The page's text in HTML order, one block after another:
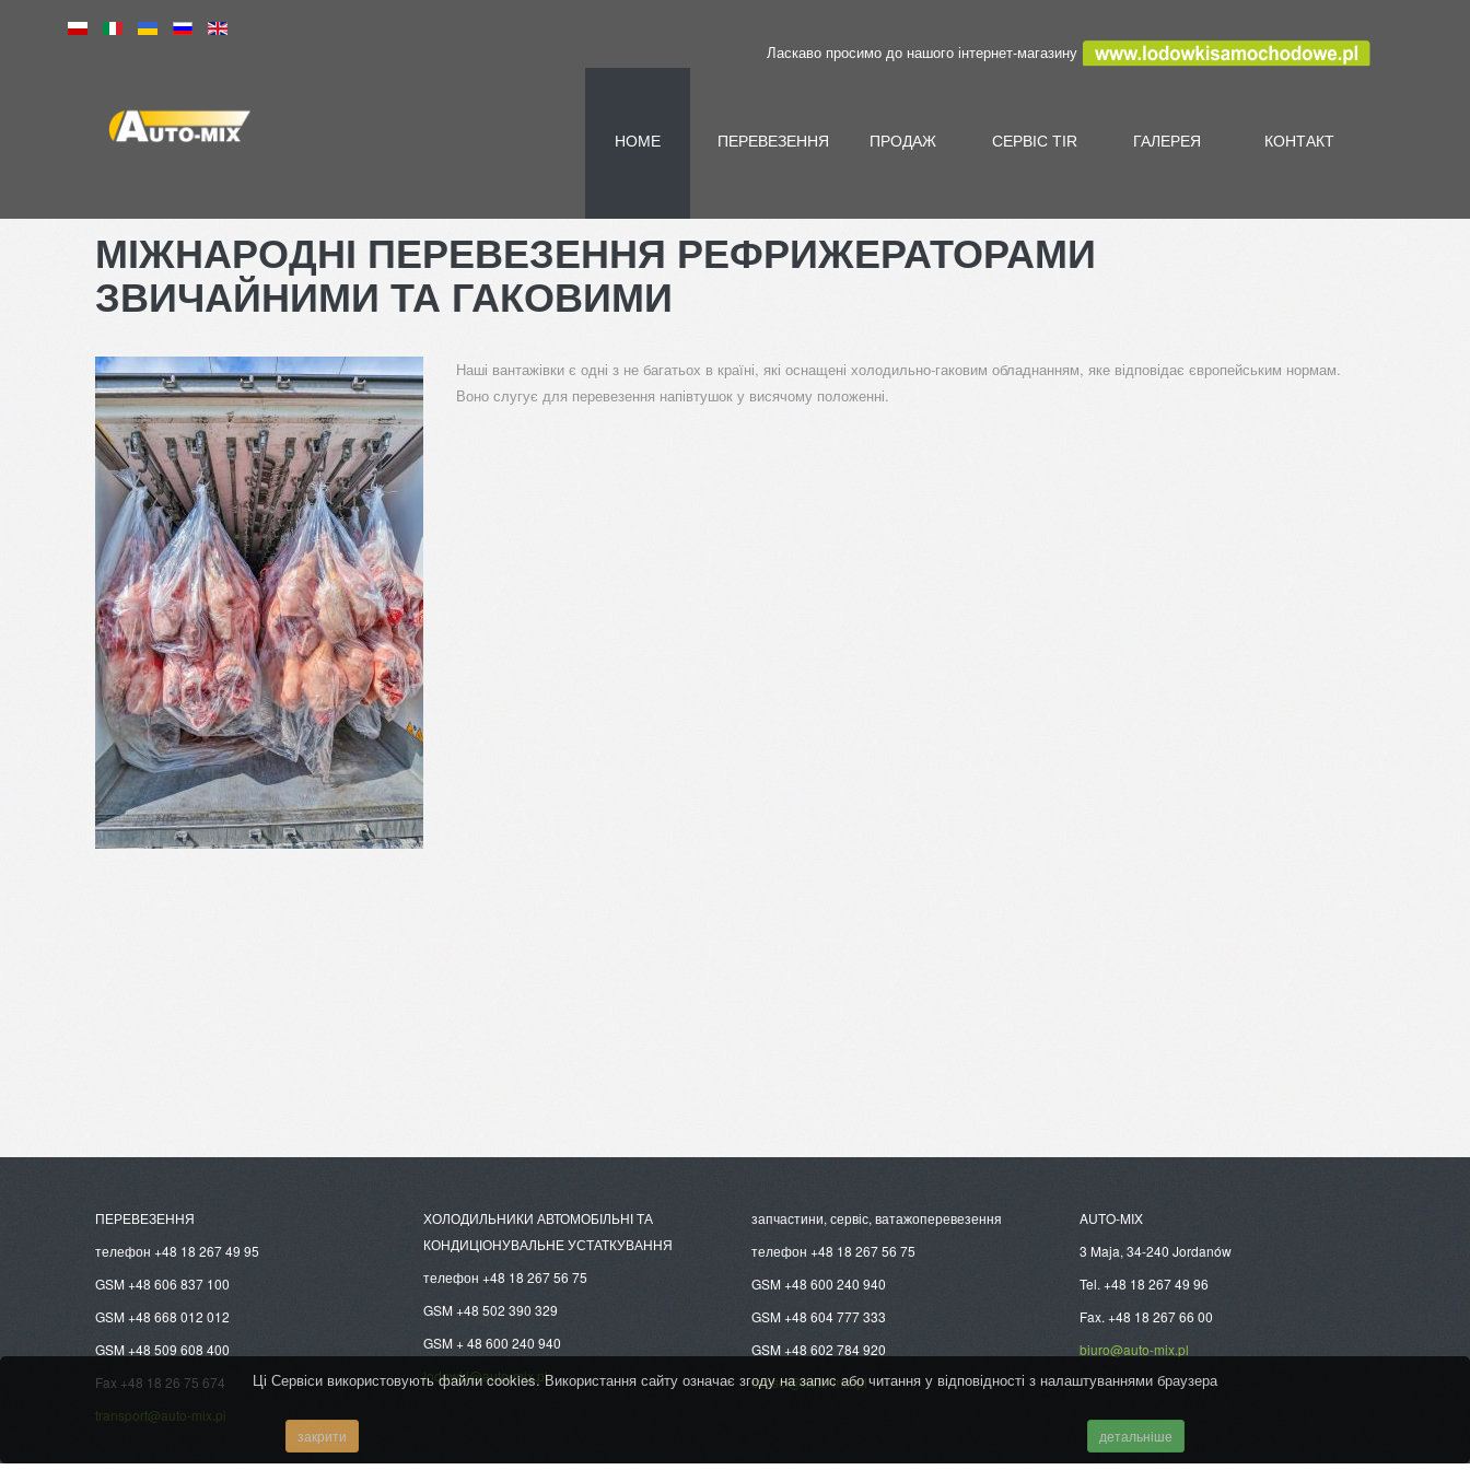
Ласкаво просимо до нашого інтернет-магазину
HOME ПЕРЕВЕЗЕННЯ ПРОДАЖ СЕРВІС TIR ГАЛЕРЕЯ КОНТАКТ
МІЖНАРОДНІ ПЕРЕВЕЗЕННЯ РЕФРИЖЕРАТОРАМИ
ЗВИЧАЙНИМИ ТА ГАКОВИМИ
Наші вантажівки є одні з не багатьох в країні, які оснащені холодильно-гаковим обладнанням, яке відповідає європейським нормам.
Воно слугує для перевезення напівтушок у висячому положенні.
AUTO-MIX
3 Maja, 34-240 Jordanów
Tel. +48 18 267 49 96
Fax. +48 18 267 66 00
biuro@auto-mix.pl
запчастини, сервіс, ватажоперевезення
телефон +48 18 267 56 75
GSM +48 600 240 940
GSM +48 604 777 333
GSM +48 602 784 920
czesci@auto-mix.pl
ХОЛОДИЛЬНИКИ АВТОМОБІЛЬНІ ТА
КОНДИЦІОНУВАЛЬНЕ УСТАТКУВАННЯ
телефон +48 18 267 56 75
GSM +48 502 390 329
GSM + 48 600 240 940
lodowki@auto-mix.pl
ПЕРЕВЕЗЕННЯ
телефон +48 18 267 49 95
GSM +48 606 837 100
GSM +48 668 012 012
GSM +48 509 608 400
Fax +48 18 26 75 674
transport@auto-mix.pl
Ці Сервіси використовують файли cookies. Використання сайту означає згоду на запис або читання у відповідності з налаштуваннями браузера
закрити детальніше